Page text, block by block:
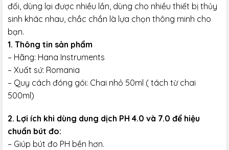
đối, dùng lại được nhiều lần, dùng cho nhiều thiết bị thủy
sinh khác nhau, chắc chắn là lựa chọn thông minh cho
bạn.
1. Thông tin sản phẩm
– Hãng: Hana Instruments
– Xuất sứ: Romania
– Quy cách đóng gói: Chai nhỏ 50ml ( tách từ chai
500ml)
2. Lợi ích khi dùng dung dịch PH 4.0 và 7.0 để hiệu
chuẩn bút đo:
– Giúp bút đo PH bền hơn.